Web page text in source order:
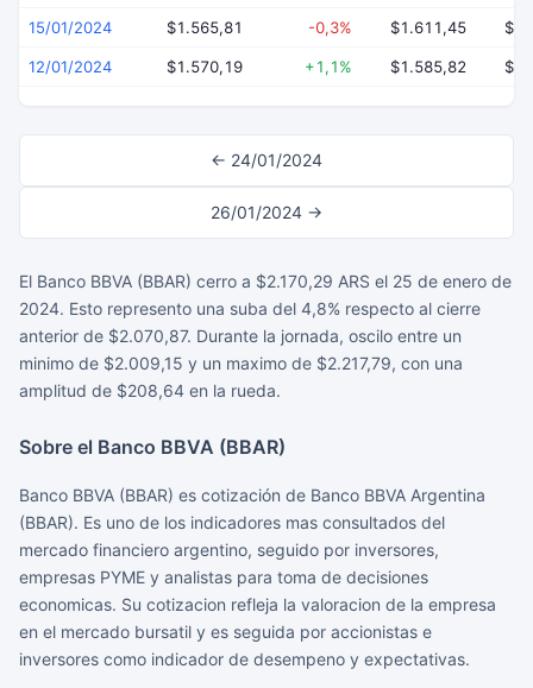
15/01/2024 $1.565,81 -0,3% $1.611,45
12/01/2024 $1.570,19 +1,1% $1.585,82
← 24/01/2024
26/01/2024 →
El Banco BBVA (BBAR) cerro a $2.170,29 ARS el 25 de enero de
2024. Esto represento una suba del 4,8% respecto al cierre
anterior de $2.070,87. Durante la jornada, oscilo entre un
minimo de $2.009,15 y un maximo de $2.217,79, con una
amplitud de $208,64 en la rueda.
Sobre el Banco BBVA (BBAR)
Banco BBVA (BBAR) es cotización de Banco BBVA Argentina
(BBAR). Es uno de los indicadores mas consultados del
mercado financiero argentino, seguido por inversores,
empresas PYME y analistas para toma de decisiones
economicas. Su cotizacion refleja la valoracion de la empresa
en el mercado bursatil y es seguida por accionistas e
inversores como indicador de desempeno y expectativas.